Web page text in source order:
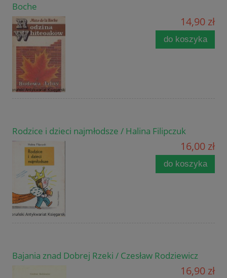
Boche
14,90 zł
do koszyka
Rodzice i dzieci najmłodsze / Halina Filipczuk
16,00 zł
do koszyka
Bajania znad Dobrej Rzeki / Czesław Rodziewicz
16,90 zł